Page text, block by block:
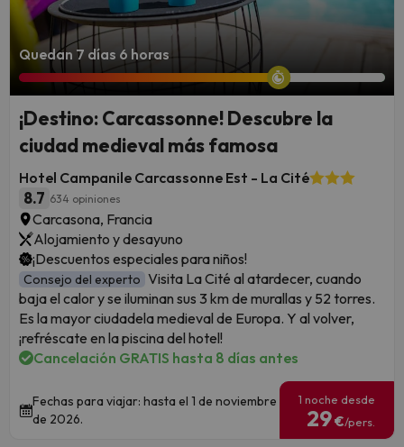
Quedan 7 días 6 horas
¡Destino: Carcassonne! Descubre la
ciudad medieval más famosa
Hotel Campanile Carcassonne Est - La Cité
8.7 634 opiniones
Carcasona, Francia
Alojamiento y desayuno
¡Descuentos especiales para niños!
Consejo del experto Visita La Cité al atardecer, cuando
baja el calor y se iluminan sus 3 km de murallas y 52 torres.
Es la mayor ciudadela medieval de Europa. Y al volver,
¡refréscate en la piscina del hotel!
Cancelación GRATIS hasta 8 días antes
Fechas para viajar: hasta el 1 de noviembre
de 2026.
1 noche desde
29€/pers.